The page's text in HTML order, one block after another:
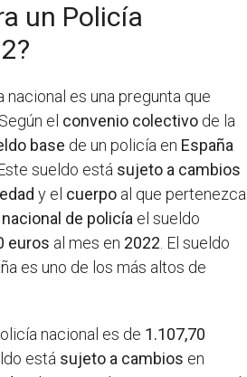
un Policía
nacional es una pregunta que
el convenio colectivo de la
base de un policía en España
Este sueldo está sujeto a cambios
y el cuerpo al que pertenezca
de policía el sueldo
euros al mes en 2022 . El sueldo
es uno de los más altos de
nacional es de 1.107,70
está sujeto a cambios en